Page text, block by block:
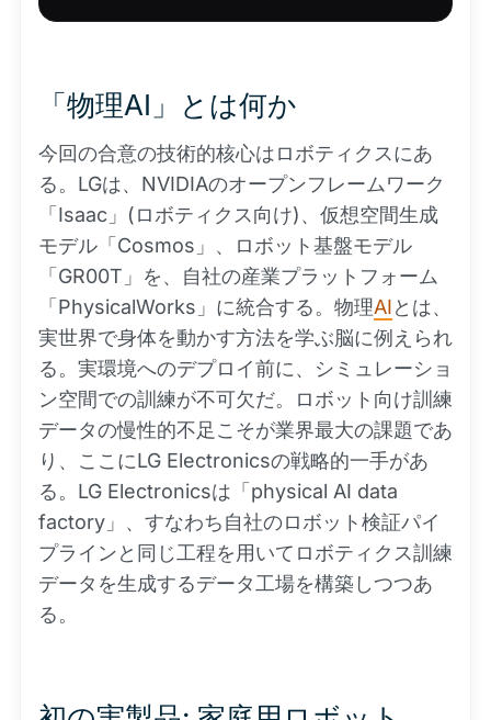
「物理AI」とは何か
今回の合意の技術的核心はロボティクスにあ
る。LGは、NVIDIAのオープンフレームワーク
「Isaac」(ロボティクス向け)、仮想空間生成
モデル「Cosmos」、ロボット基盤モデル
「GR00T」を、自社の産業プラットフォーム
「PhysicalWorks」に統合する。物理AIとは、
実世界で身体を動かす方法を学ぶ脳に例えられ
る。実環境へのデプロイ前に、シミュレーショ
ン空間での訓練が不可欠だ。ロボット向け訓練
データの慢性的不足こそが業界最大の課題であ
り、ここにLG Electronicsの戦略的一手があ
る。LG Electronicsは「physical AI data
factory」、すなわち自社のロボット検証パイ
プラインと同じ工程を用いてロボティクス訓練
データを生成するデータ工場を構築しつつあ
る。